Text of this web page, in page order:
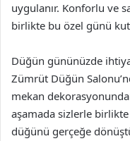
uygulanır. Konforlu ve
birlikte bu özel günü
Düğün gününüzde
Zümrüt Düğün
mekan
aşamada sizlerle
düğünü gerçeğe